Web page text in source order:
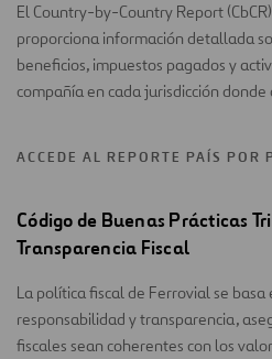
El Country-by-Country Report
proporciona información detallada
beneficios, impuestos pagados y
compañía en cada jurisdicción donde
ACCEDE AL REPORTE PAÍS POR
Código de Buenas Prácticas
Transparencia Fiscal
La política fiscal de Ferrovial se
responsabilidad y transparencia,
fiscales sean coherentes con los